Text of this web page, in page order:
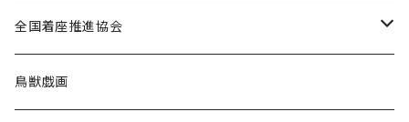
国道100～199号線
キャップ
ROUTE 0～99号線
ROUTE100～199号線
Tシャツ
ROUTE 0～99号線
キャップ
北海道
青森県
全国着座推進協会
ステッカー
鳥獣戯画